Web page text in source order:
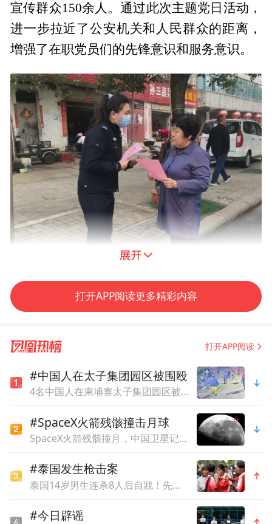
宣传群众150余人。通过此次主题党日活动，
进一步拉近了公安机关和人民群众的距离，
增强了在职党员们的先锋意识和服务意识。
打开APP阅读更多精彩内容
打开APP阅读
#中国人在太子集团园区被围殴
4名中国人在柬埔寨太子集团园区被围殴，1死3重伤！15名施暴人员均获刑13年
#SpaceX火箭残骸撞击月球
SpaceX火箭残骸撞月，中国卫星记录关键画面
#泰国发生枪击案
泰国14岁男生连杀8人后自戕！先杀祖父母，再携98发子弹进入校园，更可怕的细节公布了
#今日辟谣